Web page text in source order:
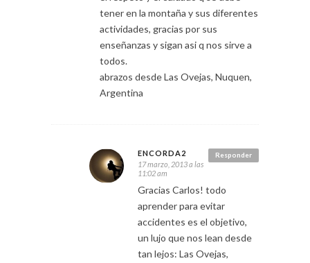
tener en la montaña y sus diferentes
actividades, gracias por sus
enseñanzas y sigan asi q nos sirve a
todos.
abrazos desde Las Ovejas, Nuquen,
Argentina
Responder
ENCORDA2
17 marzo, 2013 a las
11:02 am
Gracias Carlos! todo
aprender para evitar
accidentes es el objetivo,
un lujo que nos lean desde
tan lejos: Las Ovejas,